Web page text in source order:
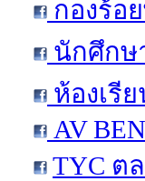
กองร้อ
นักศึกษ
ห้องเรี
AV
TYC ต